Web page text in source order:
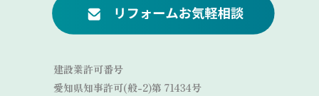
建設業許可番号
愛知県知事許可(般-2)第 71434号